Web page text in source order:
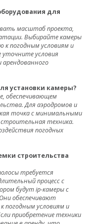
для
масштаб проекта,
Выбирайте камеры
к погодным условиям и
условия
арендованного
установки камеры?
обеспечивающем
Для аэродромов и
точка с минимальными
техника.
погодных
строительства
требуется
процесс с
будут ip-камеры с
обеспечивают
погодным условиям и
приобретение техники